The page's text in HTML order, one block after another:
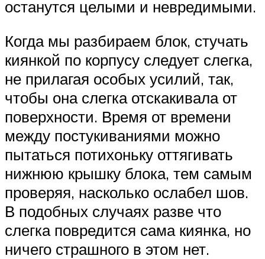
останутся целыми и невредимыми.
Когда мы разбираем блок, стучать
киянкой по корпусу следует слегка,
не прилагая особых усилий, так,
чтобы она слегка отскакивала от
поверхности. Время от времени
между постукиваниями можно
пытаться потихоньку оттягивать
нижнюю крышку блока, тем самым
проверяя, насколько ослабел шов.
В подобных случаях разве что
слегка повредится сама киянка, но
ничего страшного в этом нет.